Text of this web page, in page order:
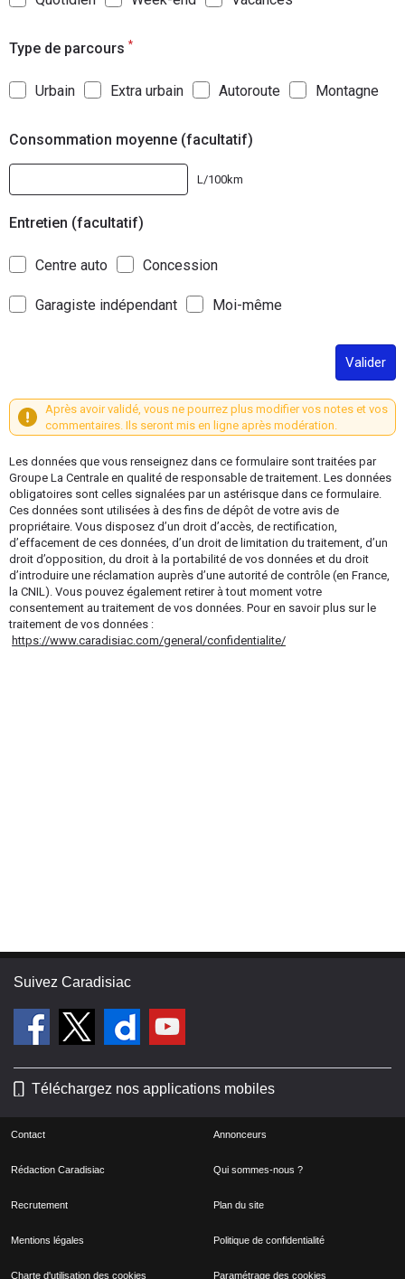
Type de parcours *
Urbain Extra urbain Autoroute Montagne
Consommation moyenne (facultatif)
L/100km
Entretien (facultatif)
Centre auto Concession
Garagiste indépendant Moi-même
Valider
Après avoir validé, vous ne pourrez plus modifier vos notes et vos
commentaires. Ils seront mis en ligne après modération.
Les données que vous renseignez dans ce formulaire sont traitées par
Groupe La Centrale en qualité de responsable de traitement. Les données
obligatoires sont celles signalées par un astérisque dans ce formulaire.
Ces données sont utilisées à des fins de dépôt de votre avis de
propriétaire. Vous disposez d’un droit d’accès, de rectification,
d’effacement de ces données, d’un droit de limitation du traitement, d’un
droit d’opposition, du droit à la portabilité de vos données et du droit
d’introduire une réclamation auprès d’une autorité de contrôle (en France,
la CNIL). Vous pouvez également retirer à tout moment votre
consentement au traitement de vos données. Pour en savoir plus sur le
traitement de vos données :
https://www.caradisiac.com/general/confidentialite/
Suivez Caradisiac
Téléchargez nos applications mobiles
Contact Annonceurs
Rédaction Caradisiac Qui sommes-nous ?
Recrutement Plan du site
Mentions légales Politique de confidentialité
Charte d'utilisation des cookies Paramétrage des cookies